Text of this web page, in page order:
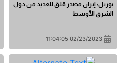
بوريل: إيران مصدر قلق للعديد من دول
الشرق الأوسط
02/23/2023 11:04:05